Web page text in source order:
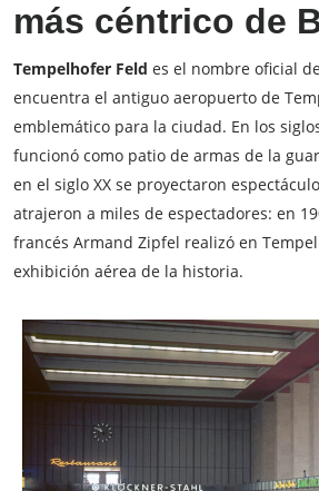
más céntrico de
Tempelhofer Feld es el nombre oficial
encuentra el antiguo aeropuerto de
emblemático para la ciudad. En los
funcionó como patio de armas de la
en el siglo XX se proyectaron
atrajeron a miles de espectadores: en
francés Armand Zipfel realizó en
exhibición aérea de la historia.